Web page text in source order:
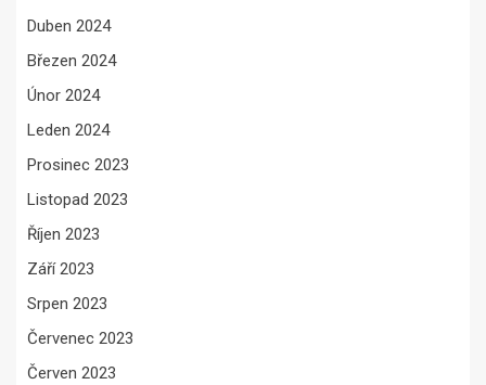
Duben 2024
Březen 2024
Únor 2024
Leden 2024
Prosinec 2023
Listopad 2023
Říjen 2023
Září 2023
Srpen 2023
Červenec 2023
Červen 2023